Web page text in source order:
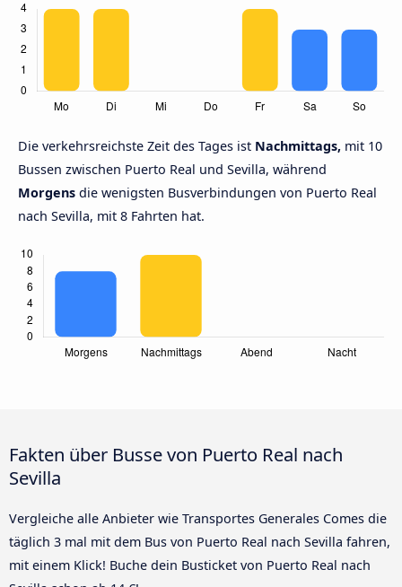
Die verkehrsreichste Zeit des Tages ist Nachmittags, mit 10
Bussen zwischen Puerto Real und Sevilla, während
Morgens die wenigsten Busverbindungen von Puerto Real
nach Sevilla, mit 8 Fahrten hat.
Fakten über Busse von Puerto Real nach
Sevilla
Vergleiche alle Anbieter wie Transportes Generales Comes die
täglich 3 mal mit dem Bus von Puerto Real nach Sevilla fahren,
mit einem Klick! Buche dein Busticket von Puerto Real nach